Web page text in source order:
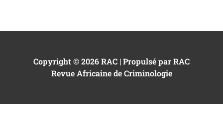
Copyright © 2026 RAC | Propulsé par RAC
Revue Africaine de Criminologie